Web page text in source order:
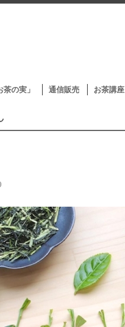
の実」 通信販売 お茶講座